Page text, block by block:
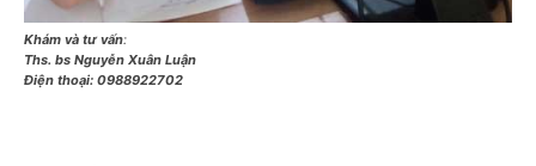
Khám và tư vấn:
Ths. bs Nguyễn Xuân Luận
Điện thoại: 0988922702